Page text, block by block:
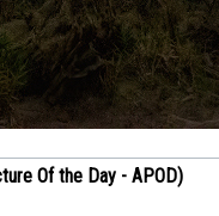
Of the Day - APOD)